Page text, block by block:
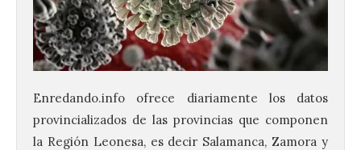
Enredando.info ofrece diariamente los datos
provincializados de las provincias que componen
la Región Leonesa, es decir Salamanca, Zamora y